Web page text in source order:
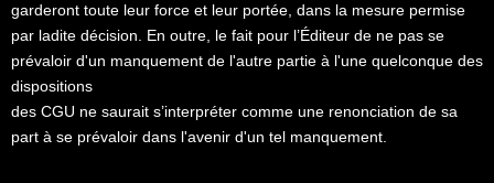
garderont toute leur force et leur portée, dans la mesure permise
par ladite décision. En outre, le fait pour l’Éditeur de ne pas se
prévaloir d'un manquement de l'autre partie à l'une quelconque des
dispositions
des CGU ne saurait s’interpréter comme une renonciation de sa
part à se prévaloir dans l'avenir d'un tel manquement.